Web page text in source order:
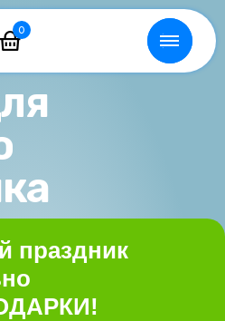
0
праздник